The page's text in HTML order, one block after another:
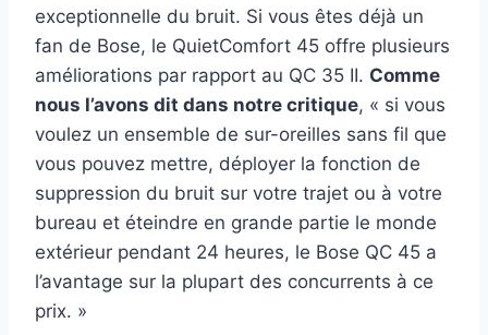
exceptionnelle du bruit. Si vous êtes déjà un
fan de Bose, le QuietComfort 45 offre plusieurs
améliorations par rapport au QC 35 II. Comme
nous l’avons dit dans notre critique, « si vous
voulez un ensemble de sur-oreilles sans fil que
vous pouvez mettre, déployer la fonction de
suppression du bruit sur votre trajet ou à votre
bureau et éteindre en grande partie le monde
extérieur pendant 24 heures, le Bose QC 45 a
l’avantage sur la plupart des concurrents à ce
prix. »